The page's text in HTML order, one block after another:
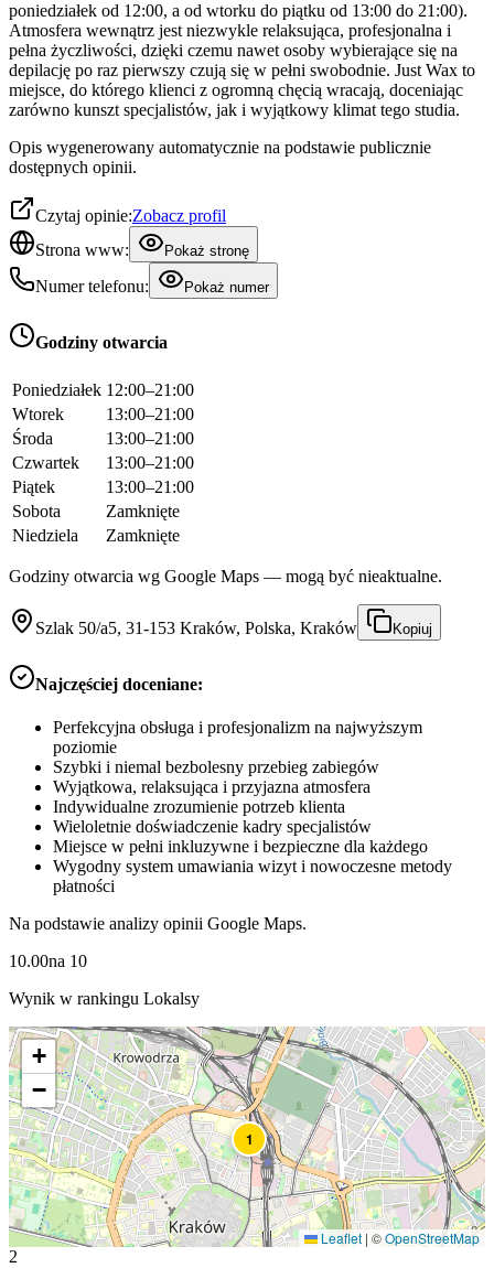
poniedziałek od 12:00, a od wtorku do piątku od 13:00 do 21:00).
Atmosfera wewnątrz jest niezwykle relaksująca, profesjonalna i
pełna życzliwości, dzięki czemu nawet osoby wybierające się na
depilację po raz pierwszy czują się w pełni swobodnie. Just Wax to
miejsce, do którego klienci z ogromną chęcią wracają, doceniając
zarówno kunszt specjalistów, jak i wyjątkowy klimat tego studia.
Opis wygenerowany automatycznie na podstawie publicznie
dostępnych opinii.
Czytaj opinie:Zobacz profil
Strona www:
Pokaż stronę
Numer telefonu: Pokaż numer
Godziny otwarcia
Poniedziałek 12:00–21:00
Wtorek
13:00–21:00
Środa
13:00–21:00
Czwartek
13:00–21:00
Piątek
13:00–21:00
Sobota
Zamknięte
Niedziela
Zamknięte
Godziny otwarcia wg Google Maps — mogą być nieaktualne.
Szlak 50/a5, 31-153 Kraków, Polska, Kraków Kopiuj
Najczęściej doceniane:
Perfekcyjna obsługa i profesjonalizm na najwyższym
poziomie
Szybki i niemal bezbolesny przebieg zabiegów
Wyjątkowa, relaksująca i przyjazna atmosfera
Indywidualne zrozumienie potrzeb klienta
Wieloletnie doświadczenie kadry specjalistów
Miejsce w pełni inkluzywne i bezpieczne dla każdego
Wygodny system umawiania wizyt i nowoczesne metody
płatności
Na podstawie analizy opinii Google Maps.
10.00na 10
Wynik w rankingu Lokalsy
1
+
−
Leaflet | ©OpenStreetMap
2